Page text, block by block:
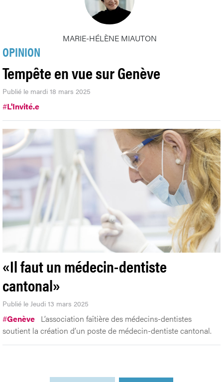
MARIE-HÉLÈNE MIAUTON
OPINION
Tempête en vue sur Genève
Publié le mardi 18 mars 2025
#L'Invité.e
«Il faut un médecin-dentiste
cantonal»
Publié le Jeudi 13 mars 2025
#Genève L’association faîtière des médecins-dentistes
soutient la création d’un poste de médecin-dentiste cantonal.